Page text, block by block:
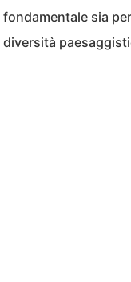
fondamentale sia
diversità